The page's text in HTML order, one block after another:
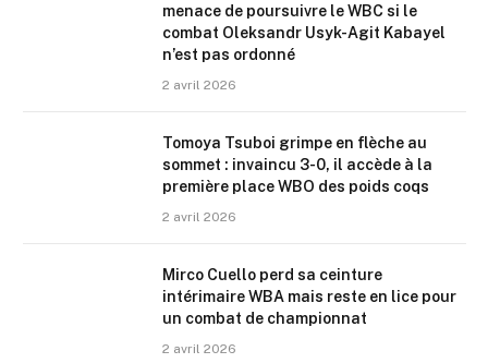
menace de poursuivre le WBC si le
combat Oleksandr Usyk-Agit Kabayel
n’est pas ordonné
2 avril 2026
Tomoya Tsuboi grimpe en flèche au
sommet : invaincu 3-0, il accède à la
première place WBO des poids coqs
2 avril 2026
Mirco Cuello perd sa ceinture
intérimaire WBA mais reste en lice pour
un combat de championnat
2 avril 2026